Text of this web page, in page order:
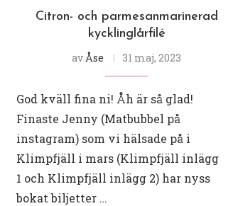
Citron- och parmesanmarinerad
kycklinglårfilé
avÅse 31 maj, 2023
God kväll fina ni! Åh är så glad!
Finaste Jenny (Matbubbel på
instagram) som vi hälsade på i
Klimpfjäll i mars (Klimpfjäll inlägg
1 och Klimpfjäll inlägg 2) har nyss
bokat biljetter …